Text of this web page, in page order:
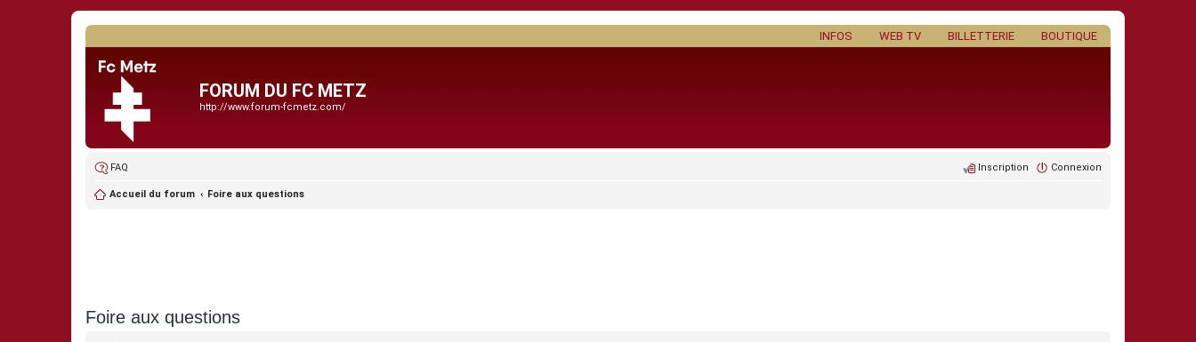
BOUTIQUE
BILLETTERIE
WEB TV
INFOS
FORUM DU FC METZ
http://www.forum-fcmetz.com/
FAQ Connexion
Inscription
Accueil du forum Foire aux questions
Foire aux questions